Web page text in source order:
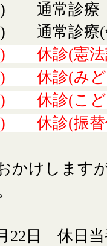
) 通常診療
) 通常診療(
) 休診(憲法
) 休診(みど
) 休診(こど
) 休診(振替
かけします
22日 休日